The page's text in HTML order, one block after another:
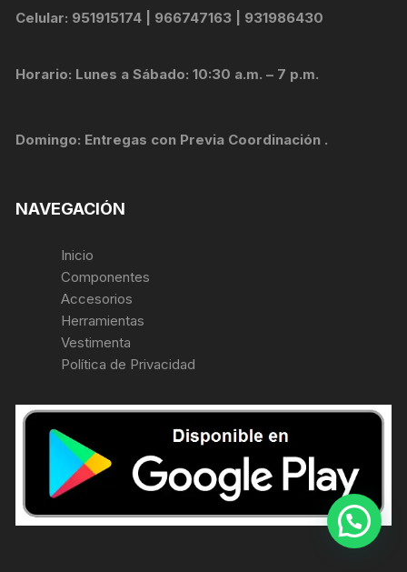
Celular: 951915174 | 966747163 | 931986430
Horario: Lunes a Sábado: 10:30 a.m. – 7 p.m.
Domingo: Entregas con Previa Coordinación .
NAVEGACIÓN
Inicio
Componentes
Accesorios
Herramientas
Vestimenta
Política de Privacidad